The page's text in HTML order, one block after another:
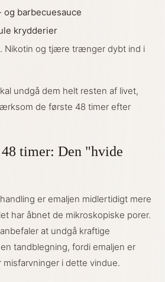
og barbecuesauce
krydderier
. Nikotin og tjære trænger dybt ind i
undgå dem helt resten af livet,
de første 48 timer efter
timer: Den "hvide
er emaljen midlertidigt mere
har åbnet de mikroskopiske porer.
anbefaler at undgå kraftige
tandblegning, fordi emaljen er
i dette vindue.